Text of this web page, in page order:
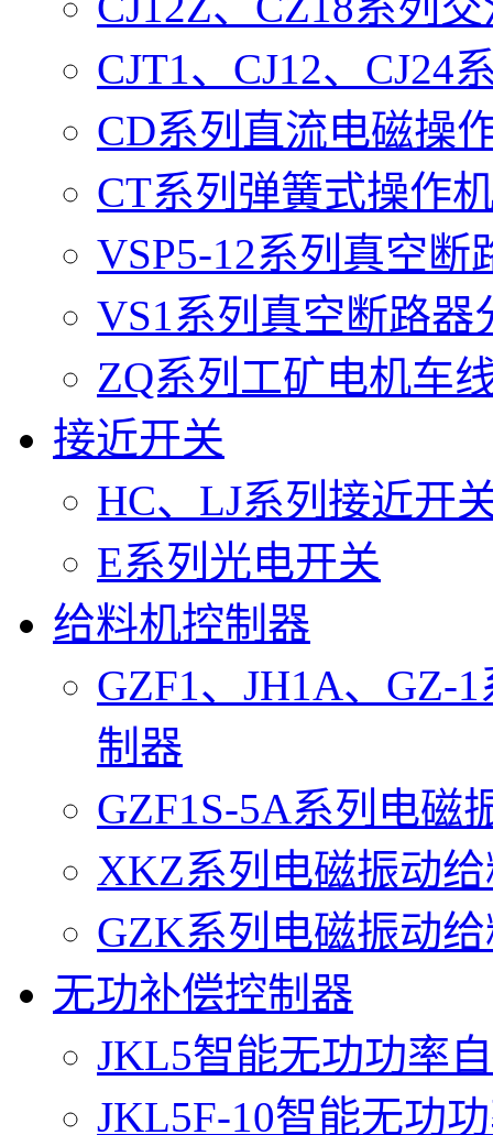
CJT1、CJ12、CJ24
CD系列直流电磁操
CT系列弹簧式操作
VSP5-12系列真空断
VS1系列真空断路器
ZQ系列工矿电机车
接近开关
HC、LJ系列接近开
E系列光电开关
给料机控制器
GZF1、JH1A、GZ-
制器
GZF1S-5A系列电磁
XKZ系列电磁振动
GZK系列电磁振动
无功补偿控制器
JKL5智能无功功率
JKL5F-10智能无功